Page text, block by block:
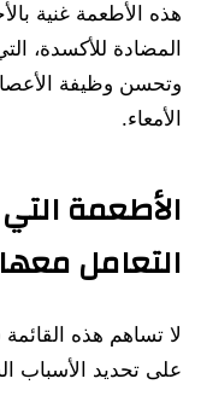
المضادة للأكسدة،
وتحسن وظيفة
الأمعاء.
الأطعمة
التعامل
لا تساهم هذه القائمة
على تحديد الأسباب